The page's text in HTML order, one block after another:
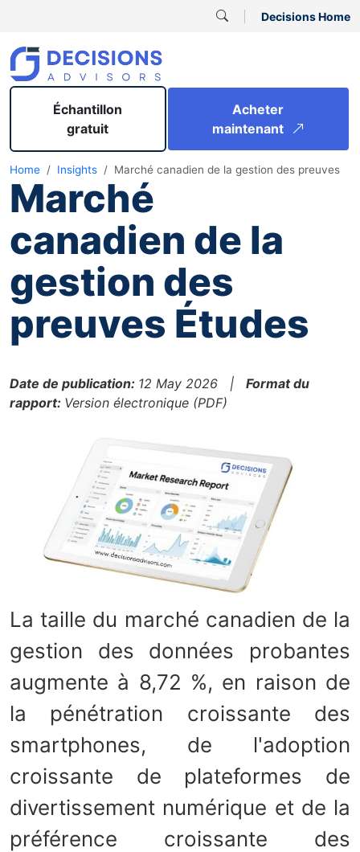
Decisions Home
Échantillon
gratuit
Acheter
maintenant
Home Insights Marché canadien de la gestion des preuves
Marché
canadien de la
gestion des
preuves Études
Date de publication: 12 May 2026 | Format du
rapport: Version électronique (PDF)
La taille du marché canadien de la
gestion des données probantes
augmente à 8,72 %, en raison de
la pénétration croissante des
smartphones, de l'adoption
croissante de plateformes de
divertissement numérique et de la
préférence croissante des